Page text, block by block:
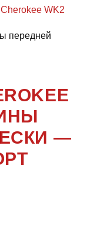
WK2
передней
—